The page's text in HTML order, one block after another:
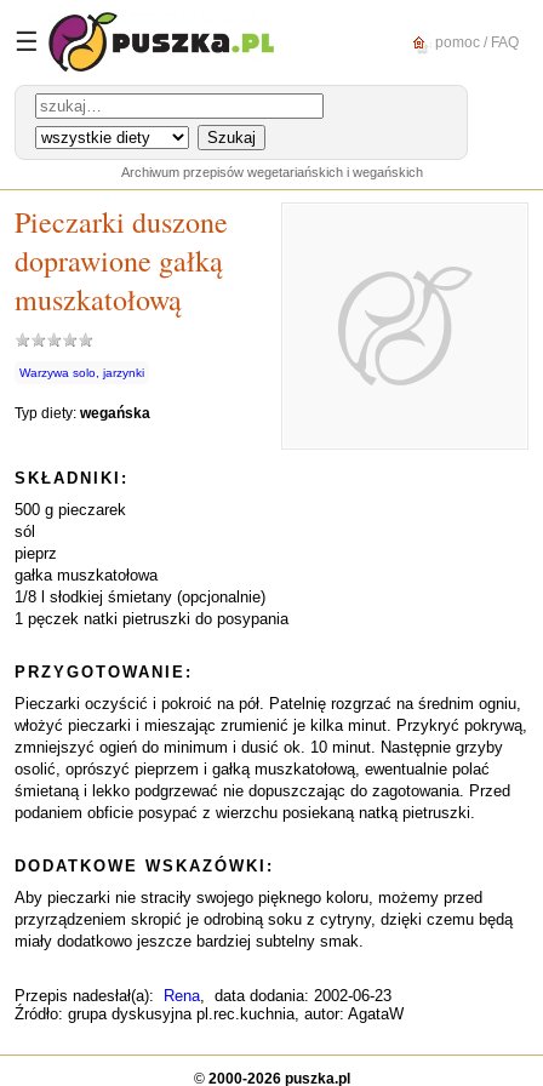
☰ pomoc / FAQ
Archiwum przepisów wegetariańskich i wegańskich
Pieczarki duszone
doprawione gałką
muszkatołową
Warzywa solo, jarzynki
Typ diety: wegańska
SKŁADNIKI:
500 g pieczarek
sól
pieprz
gałka muszkatołowa
1/8 l słodkiej śmietany (opcjonalnie)
1 pęczek natki pietruszki do posypania
PRZYGOTOWANIE:
Pieczarki oczyścić i pokroić na pół. Patelnię rozgrzać na średnim ogniu,
włożyć pieczarki i mieszając zrumienić je kilka minut. Przykryć pokrywą,
zmniejszyć ogień do minimum i dusić ok. 10 minut. Następnie grzyby
osolić, oprószyć pieprzem i gałką muszkatołową, ewentualnie polać
śmietaną i lekko podgrzewać nie dopuszczając do zagotowania. Przed
podaniem obficie posypać z wierzchu posiekaną natką pietruszki.
DODATKOWE WSKAZÓWKI:
Aby pieczarki nie straciły swojego pięknego koloru, możemy przed
przyrządzeniem skropić je odrobiną soku z cytryny, dzięki czemu będą
miały dodatkowo jeszcze bardziej subtelny smak.
Przepis nadesłał(a): Rena, data dodania: 2002-06-23
Źródło: grupa dyskusyjna pl.rec.kuchnia, autor: AgataW
© 2000-2026 puszka.pl